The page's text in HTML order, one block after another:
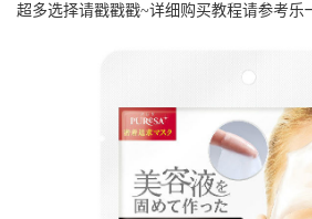
超多选择请戳戳戳~详细购买教程请参考乐